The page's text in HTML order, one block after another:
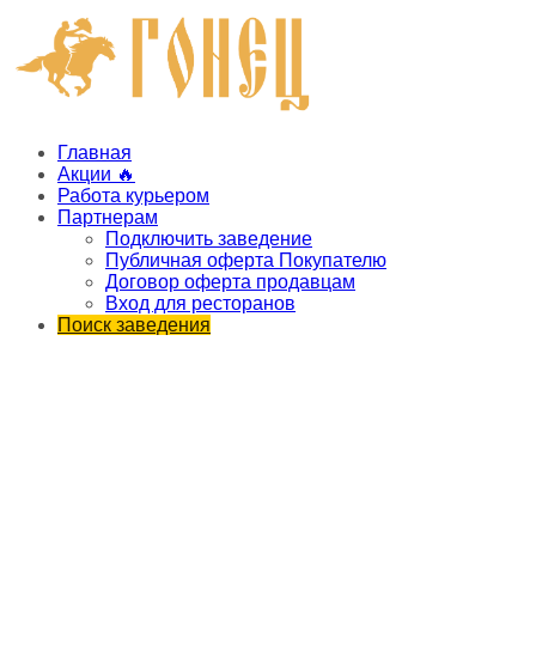
Главная
Акции 🔥
Работа курьером
Партнерам
Подключить заведение
Публичная оферта Покупателю
Договор оферта продавцам
Вход для ресторанов
Поиск заведения